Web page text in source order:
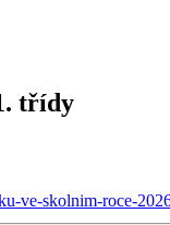
třídy
ve-skolnim-roce-